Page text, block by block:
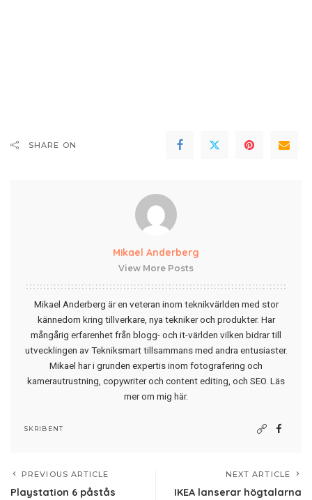
SHARE ON
Mikael Anderberg
View More Posts
Mikael Anderberg är en veteran inom teknikvärlden med stor
kännedom kring tillverkare, nya tekniker och produkter. Har
mångårig erfarenhet från blogg- och it-världen vilken bidrar till
utvecklingen av Tekniksmart tillsammans med andra entusiaster.
Mikael har i grunden expertis inom fotografering och
kamerautrustning, copywriter och content editing, och SEO. Läs
mer om mig här.
SKRIBENT
PREVIOUS ARTICLE
Playstation 6 påstås
NEXT ARTICLE
IKEA lanserar högtalarna